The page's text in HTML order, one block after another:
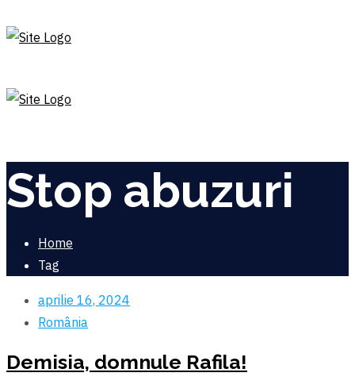
Stop abuzuri
Home
Tag
aprilie 16, 2024
România
Demisia, domnule Rafila!